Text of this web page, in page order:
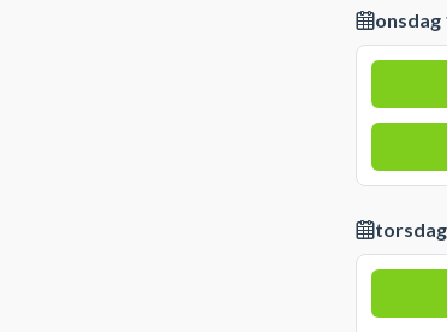
onsdag